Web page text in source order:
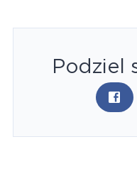
Podziel